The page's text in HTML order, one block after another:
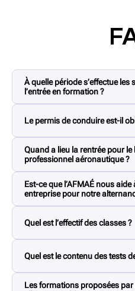
À quelle période s’effectue les
l’entrée en formation ?
professionnel aéronautique
Le permis de conduire est-il
et l’entreprise peuvent être
Quand a lieu la rentrée pour
professionnel aéronautique ?
La formation pour devenir
commence en septembre.
Est-ce que l’AFMAÉ nous
entreprise pour notre
présenté à nos entreprises
nous procéderons à une
métier effectué est bien en
Quel est l’effectif des classes ?
Quel est le contenu des tests
Dans un premier temps, un
Les formations proposées par